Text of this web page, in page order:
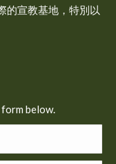
的宣教基地，特別以
below.